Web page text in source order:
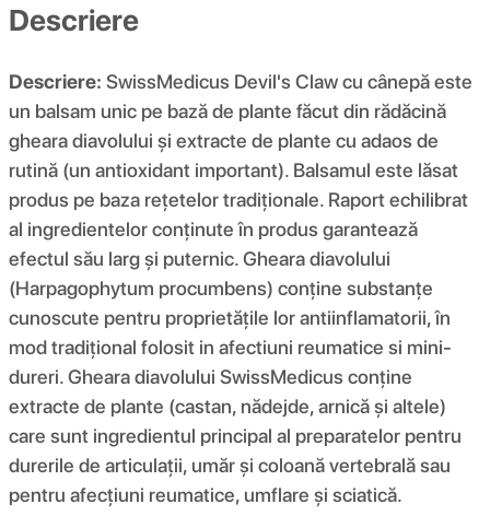
Descriere
Descriere: SwissMedicus Devil's Claw cu cânepă este
un balsam unic pe bază de plante făcut din rădăcină
gheara diavolului și extracte de plante cu adaos de
rutină (un antioxidant important). Balsamul este lăsat
produs pe baza rețetelor tradiționale. Raport echilibrat
al ingredientelor conținute în produs garantează
efectul său larg și puternic. Gheara diavolului
(Harpagophytum procumbens) conține substanțe
cunoscute pentru proprietățile lor antiinflamatorii, în
mod tradițional folosit in afectiuni reumatice si mini-
dureri. Gheara diavolului SwissMedicus conține
extracte de plante (castan, nădejde, arnică și altele)
care sunt ingredientul principal al preparatelor pentru
durerile de articulații, umăr și coloană vertebrală sau
pentru afecțiuni reumatice, umflare și sciatică.